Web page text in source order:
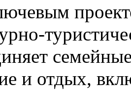
и отдых,